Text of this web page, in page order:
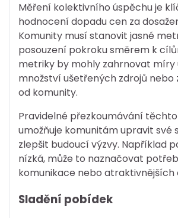
Měření kolektivního úspěchu je
hodnocení dopadu cen za
Komunity musí stanovit jasné
posouzení pokroku směrem k
metriky by mohly zahrnovat míry
množství ušetřených zdrojů nebo
od komunity.
Pravidelné přezkoumávání
umožňuje komunitám upravit své
zlepšit budoucí výzvy. Například
nízká, může to naznačovat
komunikace nebo atraktivnějších
Sladění pobídek